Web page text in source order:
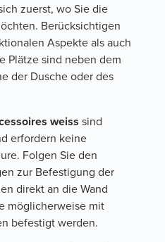
zuerst, wo Sie die
Berücksichtigen
Aspekte als auch
Plätze sind neben dem
der Dusche oder des
weiss sind
erfordern keine
Folgen Sie den
zur Befestigung der
direkt an die Wand
möglicherweise mit
befestigt werden.